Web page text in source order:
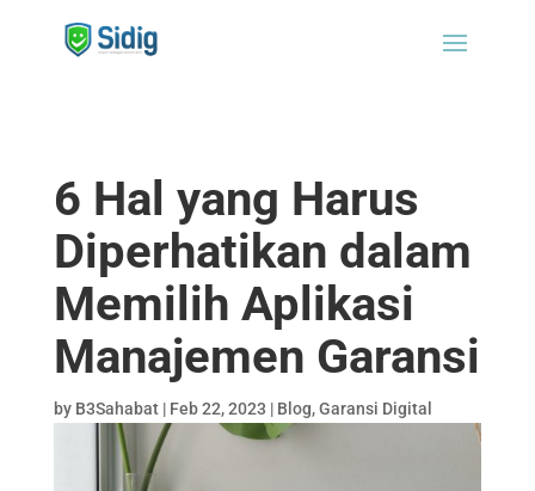
6 Hal yang Harus
Diperhatikan dalam
Memilih Aplikasi
Manajemen Garansi
by B3Sahabat| Feb 22, 2023 | Blog,Garansi Digital